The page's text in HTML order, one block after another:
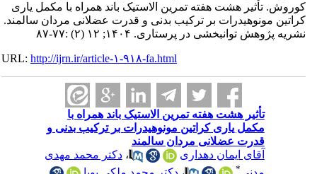
کوروش. تأثیر هشت هفته تمرین الاستیک باند همراه با مکمل یاری
کراتین مونوهیدرات بر ترکیب بدنی و قدرت عضلانی مردان سالمند.
نشریه پژوهش توانبخشی در پرستاری. ۱۴۰۴; ۱۲ (۲) :۷۷-۸۷
URL:http://ijrn.ir/article-۱-۹۱۸-fa.html
تأثیر هشت هفته تمرین الاستیک باند همراه با
مکمل یاری کراتین مونوهیدرات بر ترکیب بدنی و
قدرت عضلانی مردان سالمند
آقای ایمان دهداری
،دکتر محمد مهدی